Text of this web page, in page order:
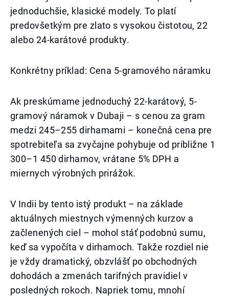
jednoduchšie, klasické modely. To platí
predovšetkým pre zlato s vysokou čistotou, 22
alebo 24-karátové produkty.
Konkrétny príklad: Cena 5-gramového náramku
Ak preskúmame jednoduchý 22-karátový, 5-
gramový náramok v Dubaji – s cenou za gram
medzi 245–255 dirhamami – konečná cena pre
spotrebiteľa sa zvyčajne pohybuje od približne 1
300–1 450 dirhamov, vrátane 5% DPH a
miernych výrobných prirážok.
V Indii by tento istý produkt – na základe
aktuálnych miestnych výmenných kurzov a
začlenených ciel – mohol stáť podobnú sumu,
keď sa vypočíta v dirhamoch. Takže rozdiel nie
je vždy dramatický, obzvlášť po obchodných
dohodách a zmenách tarifných pravidiel v
posledných rokoch. Napriek tomu, mnohí